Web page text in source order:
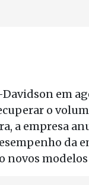
em
o
a empresa
da
novos